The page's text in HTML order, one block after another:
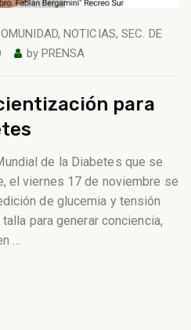
,NOTICIAS,SEC. DE
by PRENSA
para
de la Diabetes que se
el viernes 17 de noviembre se
de glucemia y tensión
para generar conciencia,
…